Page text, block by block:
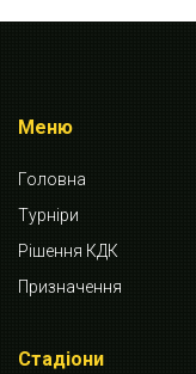
Меню
Головна
Турніри
Рішення КДК
Призначення
Стадіони